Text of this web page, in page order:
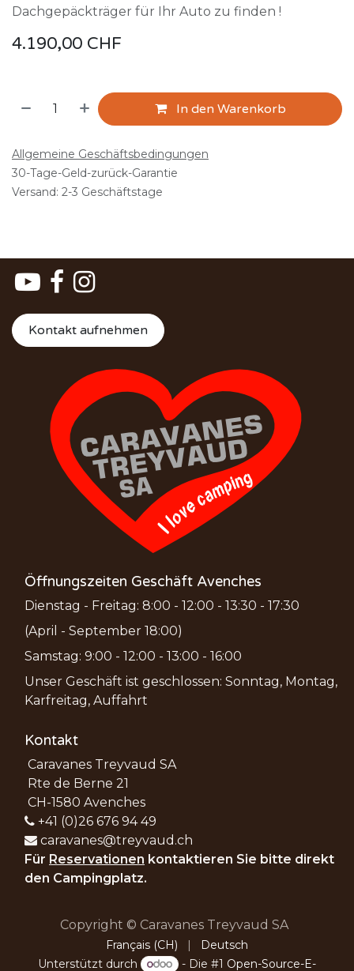
Dachgepäckträger für Ihr Auto zu finden !
4.190,00 CHF
In den Warenkorb
Allgemeine Geschäftsbedingungen
30-Tage-Geld-zurück-Garantie
Versand: 2-3 Geschäftstage
Kontakt aufnehmen
Öffnungszeiten Geschäft Avenches
Dienstag - Freitag: 8:00 - 12:00 - 13:30 - 17:30
(April - September 18:00)
Samstag: 9:00 - 12:00 - 13:00 - 16:00
Unser Geschäft ist geschlossen: Sonntag, Montag,
Karfreitag, Auffahrt
Kontakt
Caravanes Treyvaud SA
Rte de Berne 21
CH-1580 Avenches
+41 (0)26 676 94 49
caravanes@treyvaud.ch
Für Reservationen kontaktieren Sie bitte direkt
den Campingplatz.
Copyright © Caravanes Treyvaud SA
Français (CH) |
Deutsch
Unterstützt durch
- Die #1 Open-Source-E-